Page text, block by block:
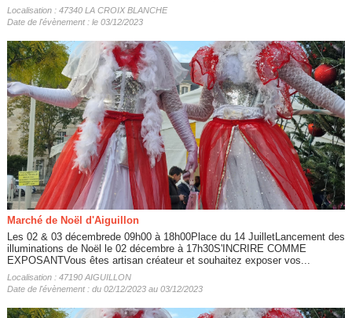
Localisation : 47340 LA CROIX BLANCHE
Date de l'évènement : le 03/12/2023
Marché de Noël d'Aiguillon
Les 02 & 03 décembrede 09h00 à 18h00Place du 14 JuilletLancement des
illuminations de Noël le 02 décembre à 17h30S'INCRIRE COMME
EXPOSANTVous êtes artisan créateur et souhaitez exposer vos...
Localisation : 47190 AIGUILLON
Date de l'évènement : du 02/12/2023 au 03/12/2023